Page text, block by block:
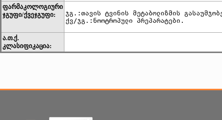
ფარმაკოლოგიური
ჯგუფი/ქვეჯგუფი:
ჯგ.:თავის ტვინის მეტაბოლიზმის
ქვ/ჯგ.:ნოოტროპული პრეპარატები.
ა.თ.ქ.
კლასიფიკაცია: